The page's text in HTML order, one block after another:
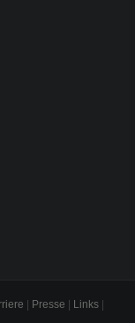
Presse Links|